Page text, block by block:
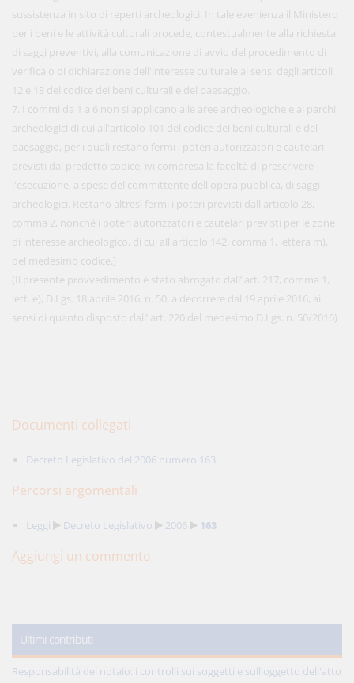
sussistenza in sito di reperti archeologici. In tale evenienza il Ministero
per i beni e le attività culturali procede, contestualmente alla richiesta
di saggi preventivi, alla comunicazione di avvio del procedimento di
verifica o di dichiarazione dell'interesse culturale ai sensi degli articoli
12 e 13 del codice dei beni culturali e del paesaggio.
7. I commi da 1 a 6 non si applicano alle aree archeologiche e ai parchi
archeologici di cui all'articolo 101 del codice dei beni culturali e del
paesaggio, per i quali restano fermi i poteri autorizzatori e cautelari
previsti dal predetto codice, ivi compresa la facoltà di prescrivere
l'esecuzione, a spese del committente dell'opera pubblica, di saggi
archeologici. Restano altresì fermi i poteri previsti dall'articolo 28,
comma 2, nonché i poteri autorizzatori e cautelari previsti per le zone
di interesse archeologico, di cui all'articolo 142, comma 1, lettera m),
del medesimo codice.]
(Il presente provvedimento è stato abrogato dall’ art. 217, comma 1,
lett. e), D.Lgs. 18 aprile 2016, n. 50, a decorrere dal 19 aprile 2016, ai
sensi di quanto disposto dall’ art. 220 del medesimo D.Lgs. n. 50/2016)
Documenti collegati
Decreto Legislativo del 2006 numero 163
Percorsi argomentali
Leggi Decreto Legislativo 2006 163
Aggiungi un commento
Ultimi contributi
Responsabilità del notaio: i controlli sui soggetti e sull'oggetto dell'atto